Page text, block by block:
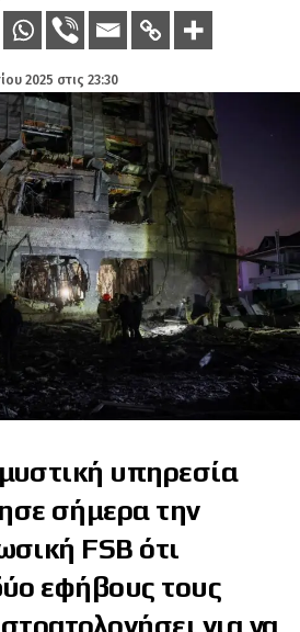
2025 στις 23:30
υπηρεσία
σήμερα την
FSB ότι
εφήβους τους
για να